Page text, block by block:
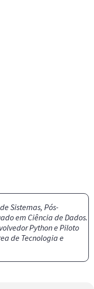
Sistemas, Pós-
em Ciência de Dados.
Python e Piloto
de Tecnologia e